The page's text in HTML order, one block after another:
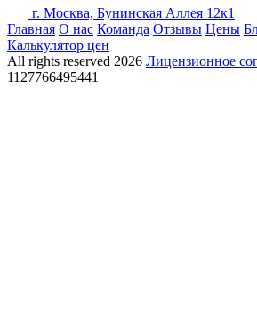
г. Москва, Бунинская Аллея 12к1
Главная О нас Команда Отзывы Цены
Калькулятор цен
All rights reserved 2026 Лицензионное
1127766495441